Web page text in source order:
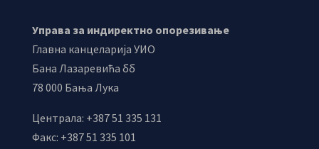
Управа за индиректно опорезивање
Главна канцеларија УИО
Бана Лазаревића бб
78 000 Бања Лука
Централа: +387 51 335 131
Факс: +387 51 335 101